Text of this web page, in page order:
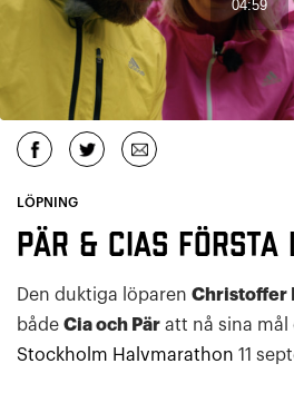
LÖPNING
Pär & Cias första
Den duktiga löparen Christoffer
både Cia och Pär att nå sina mål
Stockholm Halvmarathon 11